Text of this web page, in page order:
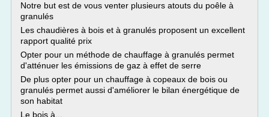
Notre but est de vous venter plusieurs atouts du poêle à
granulés
Les chaudières à bois et à granulés proposent un excellent
rapport qualité prix
Opter pour un méthode de chauffage à granulés permet
d'atténuer les émissions de gaz à effet de serre
De plus opter pour un chauffage à copeaux de bois ou
granulés permet aussi d'améliorer le bilan énergétique de
son habitat
Le bois à...